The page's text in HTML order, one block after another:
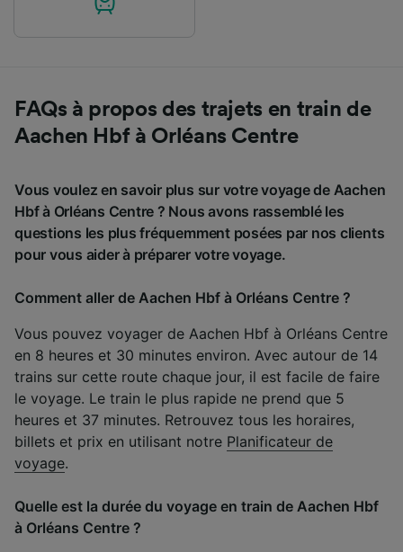
FAQs à propos des trajets en train de
Aachen Hbf à Orléans Centre
Vous voulez en savoir plus sur votre voyage de Aachen
Hbf à Orléans Centre ? Nous avons rassemblé les
questions les plus fréquemment posées par nos clients
pour vous aider à préparer votre voyage.
Comment aller de Aachen Hbf à Orléans Centre ?
Vous pouvez voyager de Aachen Hbf à Orléans Centre
en 8 heures et 30 minutes environ. Avec autour de 14
trains sur cette route chaque jour, il est facile de faire
le voyage. Le train le plus rapide ne prend que 5
heures et 37 minutes. Retrouvez tous les horaires,
billets et prix en utilisant notre Planificateur de
voyage.
Quelle est la durée du voyage en train de Aachen Hbf
à Orléans Centre ?